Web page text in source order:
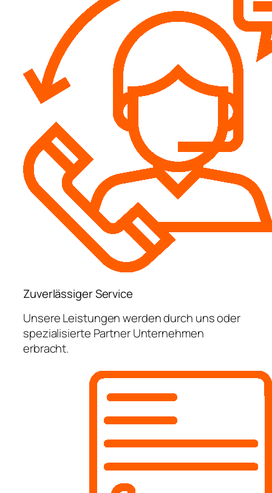
Zuverlässiger Service
Unsere Leistungen werden durch uns oder
spezialisierte Partner Unternehmen
erbracht.